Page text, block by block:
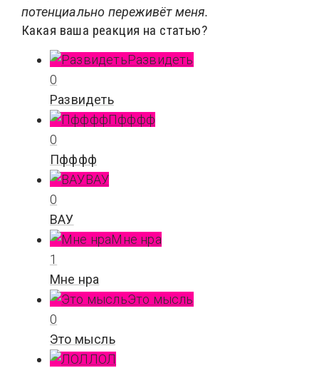
потенциально переживёт меня.
Какая ваша реакция на статью?
Развидеть
0
Развидеть
Пфффф
0
Пфффф
ВАУ
0
ВАУ
Мне нра
1
Мне нра
Это мысль
0
Это мысль
ЛОЛ